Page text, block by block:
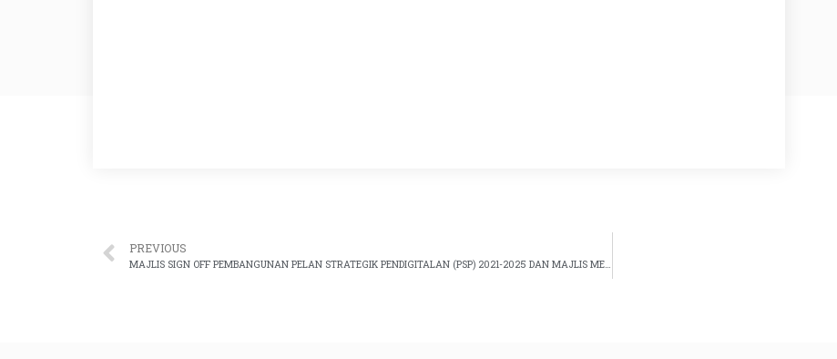
PREVIOUS
MAJLIS SIGN OFF PEMBANGUNAN PELAN STRATEGIK PENDIGITALAN (PSP) 2021-2025 DAN MAJLIS MENANDATANGANI PIAGAM PERUNDINGAN E-SYARIAH VERSI 3